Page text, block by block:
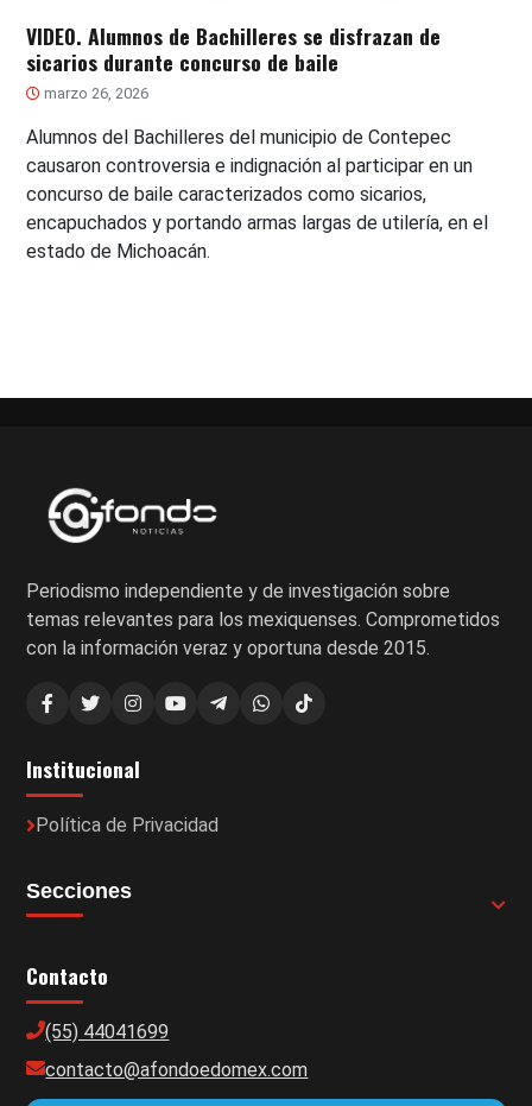
VIDEO. Alumnos de Bachilleres se disfrazan de
sicarios durante concurso de baile
marzo 26, 2026
Alumnos del Bachilleres del municipio de Contepec
causaron controversia e indignación al participar en un
concurso de baile caracterizados como sicarios,
encapuchados y portando armas largas de utilería, en el
estado de Michoacán.
Periodismo independiente y de investigación sobre
temas relevantes para los mexiquenses. Comprometidos
con la información veraz y oportuna desde 2015.
Institucional
Política de Privacidad
Secciones
Contacto
(55) 44041699
contacto@afondoedomex.com